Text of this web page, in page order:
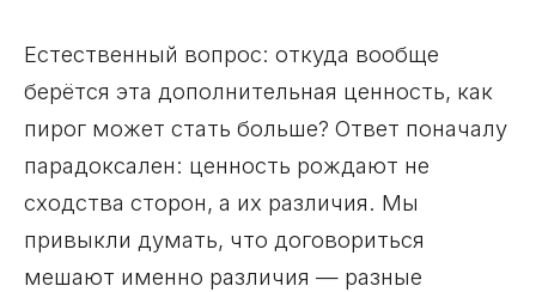
Естественный вопрос: откуда вообще
берётся эта дополнительная ценность, как
пирог может стать больше? Ответ поначалу
парадоксален: ценность рождают не
сходства сторон, а их различия. Мы
привыкли думать, что договориться
мешают именно различия — разные